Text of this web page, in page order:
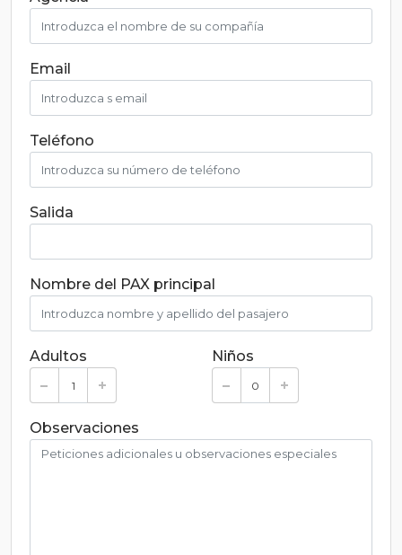
Email
Teléfono
Salida
Nombre del PAX principal
Adultos Niños
Observaciones